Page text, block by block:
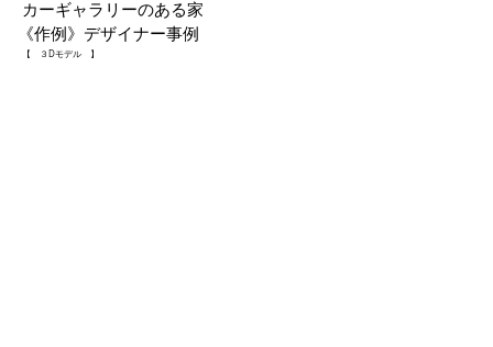
カーギャラリーのある家
《作例》デザイナー事例
【 ３Dモデル 】